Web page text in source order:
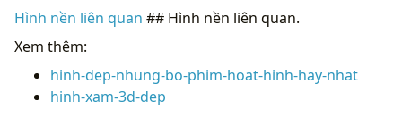
Hình nền liên quan ## Hình nền liên quan.
Xem thêm:
hinh-dep-nhung-bo-phim-hoat-hinh-hay-nhat
hinh-xam-3d-dep